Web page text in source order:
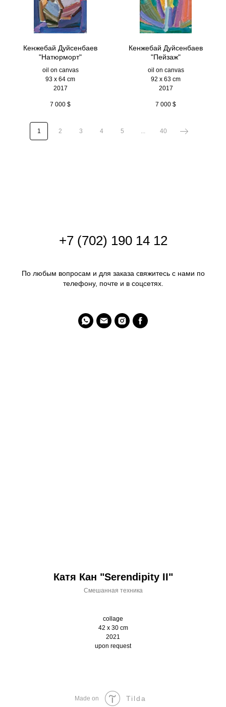
Кенжебай Дуйсенбаев
"Натюрморт"
oil on canvas
93 x 64 cm
2017
7 000 $
Кенжебай Дуйсенбаев
"Пейзаж"
oil on canvas
92 x 63 cm
2017
7 000 $
1 2 3 4 5 ... 40
+7 (702) 190 14 12
По любым вопросам и для заказа свяжитесь с нами по
телефону, почте и в соцсетях.
Катя Кан "Serendipity II"
Смешанная техника
collage
42 x 30 cm
2021
upon request
Made on Tilda